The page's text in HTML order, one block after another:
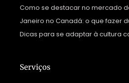
Como se destacar no mercado
Janeiro no Canadá: o que fazer
Dicas para se adaptar à cultura
Serviços